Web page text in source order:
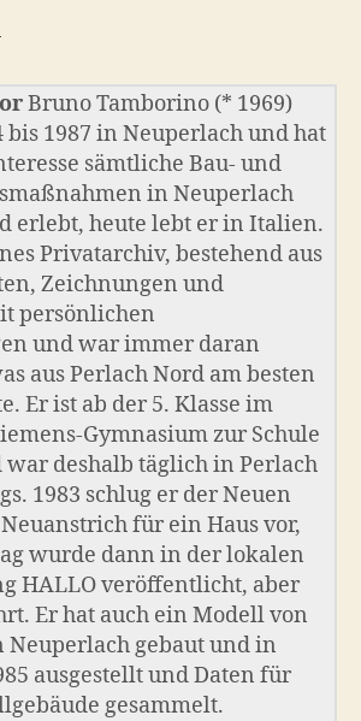
Bruno Tamborino (* 1969)
bis 1987 in Neuperlach und hat
sämtliche Bau- und
in Neuperlach
erlebt, heute lebt er in Italien.
Privatarchiv, bestehend aus
Zeichnungen und
persönlichen
und war immer daran
aus Perlach Nord am besten
Er ist ab der 5. Klasse im
Gymnasium zur Schule
war deshalb täglich in Perlach
1983 schlug er der Neuen
für ein Haus vor,
wurde dann in der lokalen
HALLO veröffentlicht, aber
Er hat auch ein Modell von
Neuperlach gebaut und in
ausgestellt und Daten für
gesammelt.